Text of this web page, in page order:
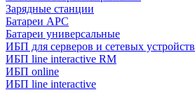
Зарядные станции
Батареи APC
Батареи универсальные
ИБП для серверов и сетевых устройств
ИБП line interactive RM
ИБП online
ИБП linе interactive